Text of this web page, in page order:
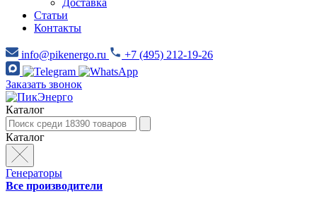
Доставка
Статьи
Контакты
info@pikenergo.ru +7 (495) 212-19-26
Заказать звонок
Каталог
Каталог
Генераторы
Все производители